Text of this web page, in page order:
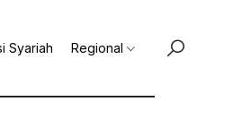
Syariah Regional